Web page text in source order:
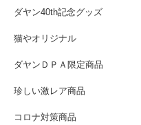
ダヤン40th記念グッズ
猫やオリジナル
ダヤンＤＰＡ限定商品
珍しい激レア商品
コロナ対策商品